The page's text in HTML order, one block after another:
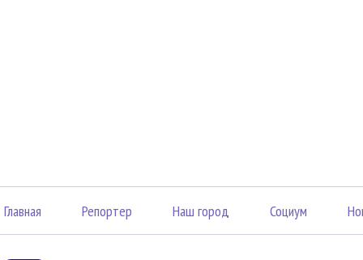
Главная Репортер Наш город Социум